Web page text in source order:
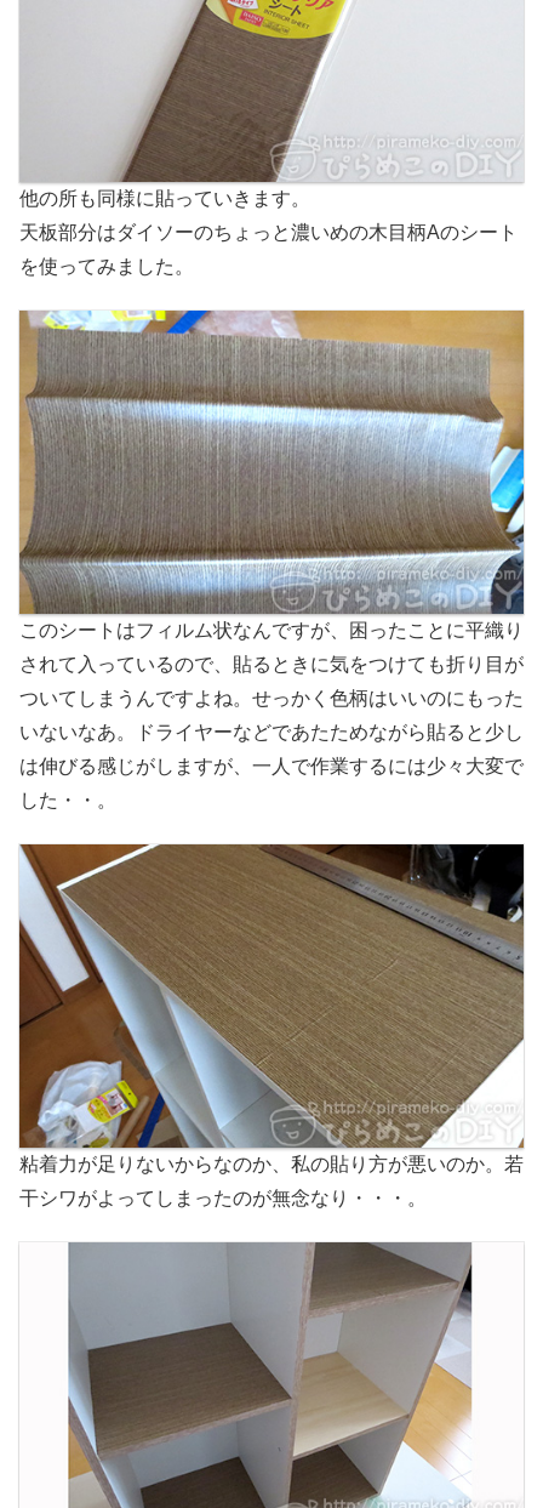
他の所も同様に貼っていきます。
天板部分はダイソーのちょっと濃いめの木目柄Aのシート
を使ってみました。
このシートはフィルム状なんですが、困ったことに平織り
されて入っているので、貼るときに気をつけても折り目が
ついてしまうんですよね。せっかく色柄はいいのにもった
いないなあ。ドライヤーなどであたためながら貼ると少し
は伸びる感じがしますが、一人で作業するには少々大変で
した・・。
粘着力が足りないからなのか、私の貼り方が悪いのか。若
干シワがよってしまったのが無念なり・・・。